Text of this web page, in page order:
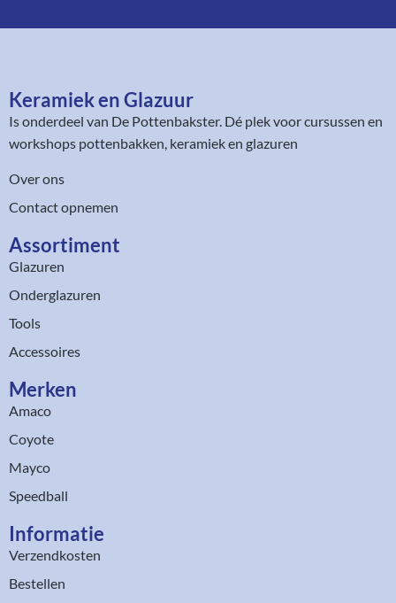
Keramiek en Glazuur​
Is onderdeel van De Pottenbakster. Dé plek voor cursussen en
workshops pottenbakken, keramiek en glazuren
Over ons
Contact opnemen
Assortiment​
Glazuren
Onderglazuren
Tools
Accessoires
Merken
Amaco
Coyote
Mayco
Speedball
Informatie
Verzendkosten
Bestellen